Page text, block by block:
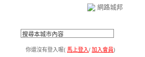
網路城邦
你還沒有登入喔( 馬上登入/ 加入會員)